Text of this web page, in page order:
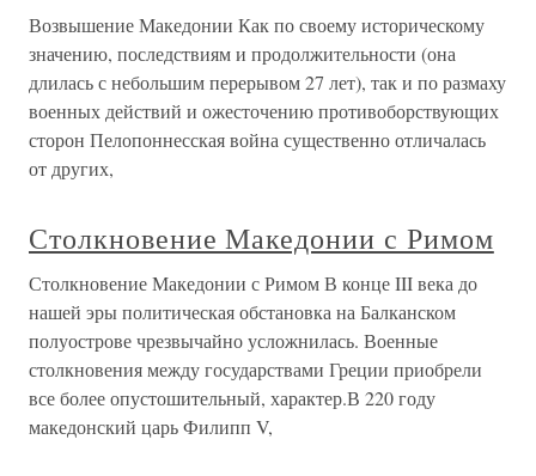
Возвышение Македонии Как по своему историческому
значению, последствиям и продолжительности (она
длилась с небольшим перерывом 27 лет), так и по размаху
военных действий и ожесточению противоборствующих
сторон Пелопоннесская война существенно отличалась
от других,
Столкновение Македонии с Римом
Столкновение Македонии с Римом В конце III века до
нашей эры политическая обстановка на Балканском
полуострове чрезвычайно усложнилась. Военные
столкновения между государствами Греции приобрели
все более опустошительный, характер.В 220 году
македонский царь Филипп V,